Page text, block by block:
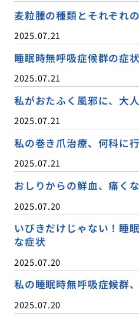
麦粒腫の種類とそれぞれ
2025.07.21
睡眠時無呼吸症候群の症
2025.07.21
私がおたふく風邪に、大
2025.07.21
私の巻き爪治療、何科に
2025.07.21
おしりからの鮮血、痛く
2025.07.20
いびきだけじゃない！睡
な症状
2025.07.20
私の睡眠時無呼吸症候群
2025.07.20